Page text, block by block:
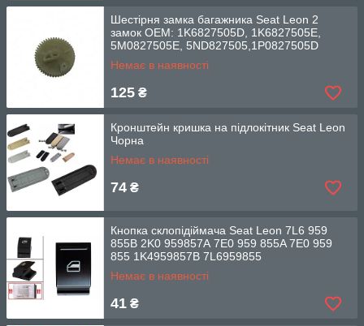
Шестірня замка багажника Seat Leon 2
замок OEM: 1K6827505D, 1K6827505E,
5M0827505E, 5ND827505,1P0827505D
Немає в наявності
125 ₴
Кронштейн кришка на підлокітник Seat Leon
Чорна
Немає в наявності
74 ₴
Кнопка склопідіймача Seat Leon 7L6 959
855B 2K0 959857A 7E0 959 855A 7E0 959
855 1K4959857B 7L6959855
Немає в наявності
41 ₴